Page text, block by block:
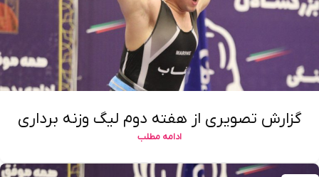
گزارش تصویری از هفته دوم لیگ وزنه برداری
ادامه مطلب